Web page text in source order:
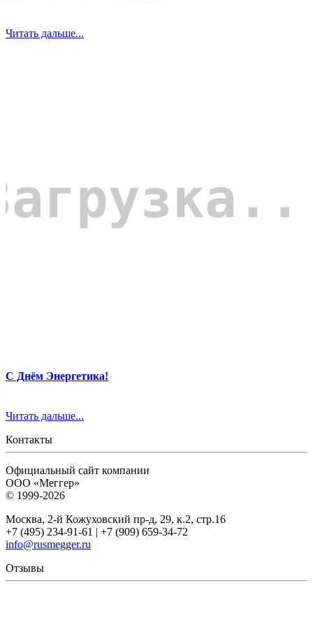
Читать дальше...
С Днём Энергетика!
Читать дальше...
Контакты
Официальный сайт компании
ООО «Меггер»
© 1999-2026
Москва, 2-й Кожуховский пр-д, 29, к.2, стр.16
+7 (495) 234-91-61 | +7 (909) 659-34-72
info@rusmegger.ru
Отзывы